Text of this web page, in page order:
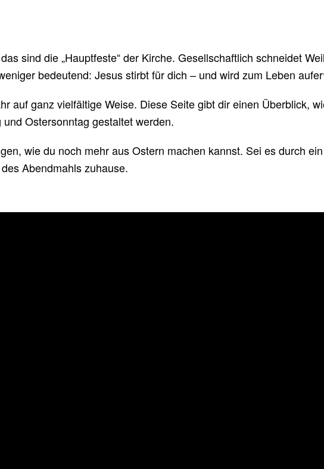
sind die „Hauptfeste“ der Kirche. Gesellschaftlich schneidet
bedeutend: Jesus stirbt für dich – und wird zum Leben
auf ganz vielfältige Weise. Diese Seite gibt dir einen Überblick,
Ostersonntag gestaltet werden.
wie du noch mehr aus Ostern machen kannst. Sei es durch
Abendmahls zuhause.